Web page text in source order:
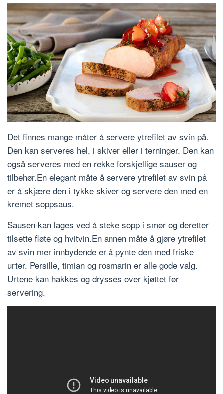
Det finnes mange måter å servere ytrefilet av svin på.
Den kan serveres hel, i skiver eller i terninger. Den kan
også serveres med en rekke forskjellige sauser og
tilbehør.En elegant måte å servere ytrefilet av svin på
er å skjære den i tykke skiver og servere den med en
kremet soppsaus.
Sausen kan lages ved å steke sopp i smør og deretter
tilsette fløte og hvitvin.En annen måte å gjøre ytrefilet
av svin mer innbydende er å pynte den med friske
urter. Persille, timian og rosmarin er alle gode valg.
Urtene kan hakkes og drysses over kjøttet før
servering.